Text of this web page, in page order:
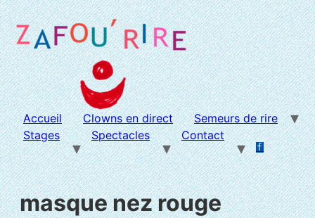
Aller
au
contenu
Accueil Clowns en direct
Semeurs de rire
Stages
Spectacles Contact
f
masque nez rouge